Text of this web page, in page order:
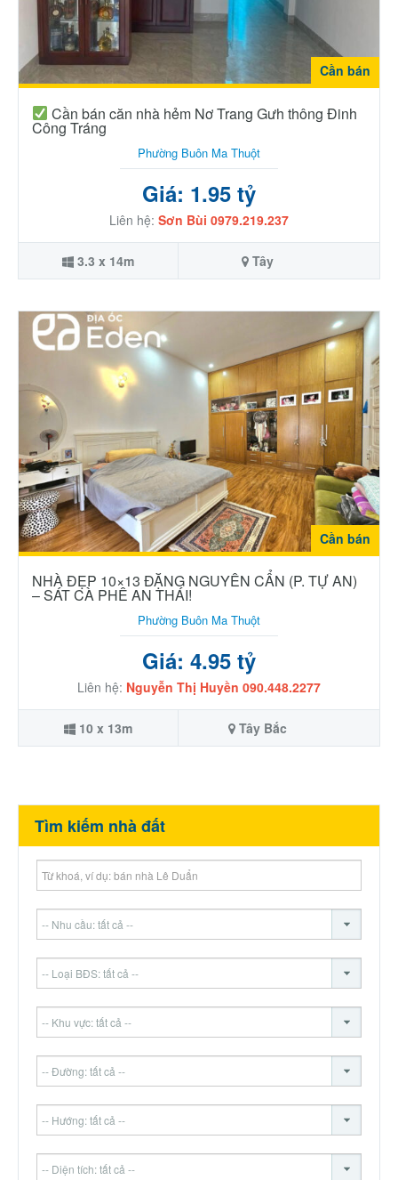
Cần bán
Cần bán căn nhà hẻm Nơ Trang Gưh thông Đinh
Công Tráng
Phường Buôn Ma Thuột
Giá: 1.95 tỷ
Liên hệ: Sơn Bùi 0979.219.237
3.3 x 14m Tây
Cần bán
NHÀ ĐẸP 10×13 ĐẶNG NGUYÊN CẨN (P. TỰ AN)
– SÁT CÀ PHÊ AN THÁI!
Phường Buôn Ma Thuột
Giá: 4.95 tỷ
Liên hệ: Nguyễn Thị Huyền 090.448.2277
10 x 13m Tây Bắc
Tìm kiếm nhà đất